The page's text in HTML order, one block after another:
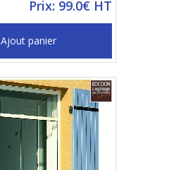
Prix: 99.0€ HT
Ajout panier